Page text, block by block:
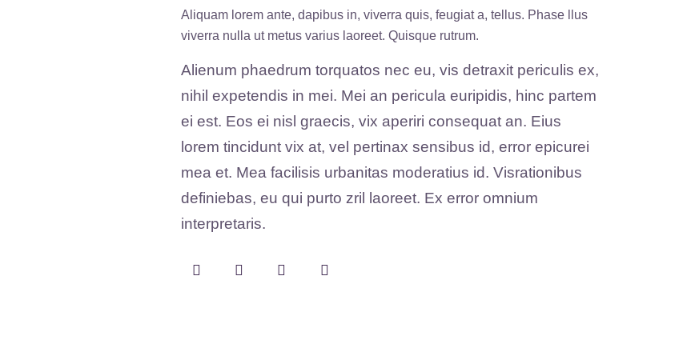
Aliquam lorem ante, dapibus in, viverra quis, feugiat a, tellus. Phase llus
viverra nulla ut metus varius laoreet. Quisque rutrum.
Alienum phaedrum torquatos nec eu, vis detraxit periculis ex,
nihil expetendis in mei. Mei an pericula euripidis, hinc partem
ei est. Eos ei nisl graecis, vix aperiri consequat an. Eius
lorem tincidunt vix at, vel pertinax sensibus id, error epicurei
mea et. Mea facilisis urbanitas moderatius id. Visrationibus
definiebas, eu qui purto zril laoreet. Ex error omnium
interpretaris.